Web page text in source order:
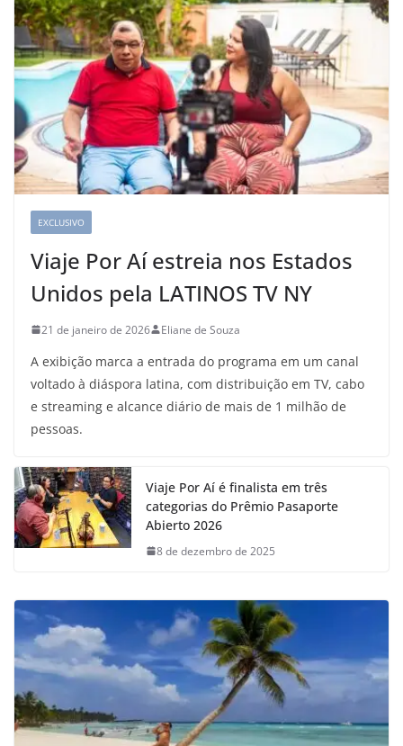
EXCLUSIVO
Viaje Por Aí estreia nos Estados
Unidos pela LATINOS TV NY
21 de janeiro de 2026 Eliane de Souza
A exibição marca a entrada do programa em um canal
voltado à diáspora latina, com distribuição em TV, cabo
e streaming e alcance diário de mais de 1 milhão de
pessoas.
Viaje Por Aí é finalista em três
categorias do Prêmio Pasaporte
Abierto 2026
8 de dezembro de 2025